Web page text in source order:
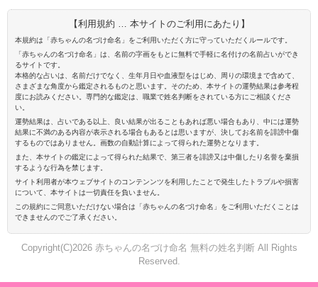
【利用規約 … 本サイトのご利用にあたり】
本規約は「赤ちゃんの名づけ命名」をご利用いただく方に守っていただくルールです。
「赤ちゃんの名づけ命名」は、名前の字画をもとに無料で手軽に名付けの名前占いができ
るサイトです。
本格的な占いは、名前だけでなく、生年月日や血液型をはじめ、周りの環境まで含めて、
さまざまな角度から鑑定されるものと思います。そのため、本サイトの運勢結果は参考程
度にお読みください。専門的な鑑定は、職業で姓名判断をされている方にご相談くださ
い。
運勢結果は、占いである以上、良い結果が出ることもあれば悪い場合もあり、中には運勢
結果に不満のある内容が表示される場合もあるとは思いますが、決してお名前を誹謗中傷
するものではありません。画数の自動計算によって得られた運勢となります。
また、本サイトの鑑定によって得られた結果で、第三者を誹謗又は中傷したり名誉を棄損
するような行為を禁じます。
サイト利用者が本ウェブサイトのコンテンンツを利用したことで発生したトラブルや損害
について、本サイトは一切責任を負いません。
この規約にご同意いただけない場合は「赤ちゃんの名づけ命名」をご利用いただくことは
できませんのでご了承ください。
Copyright(C)2026 赤ちゃんの名づけ命名 無料の姓名判断 All Rights
Reserved.